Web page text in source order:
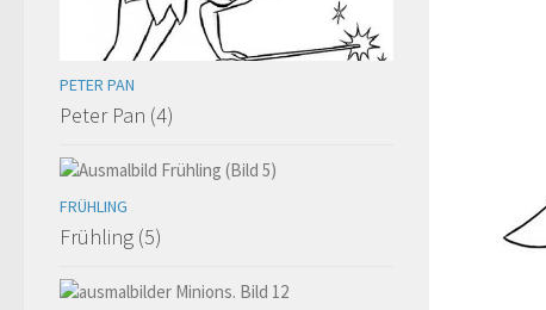
PETER PAN
Peter Pan (4)
FRÜHLING
Frühling (5)